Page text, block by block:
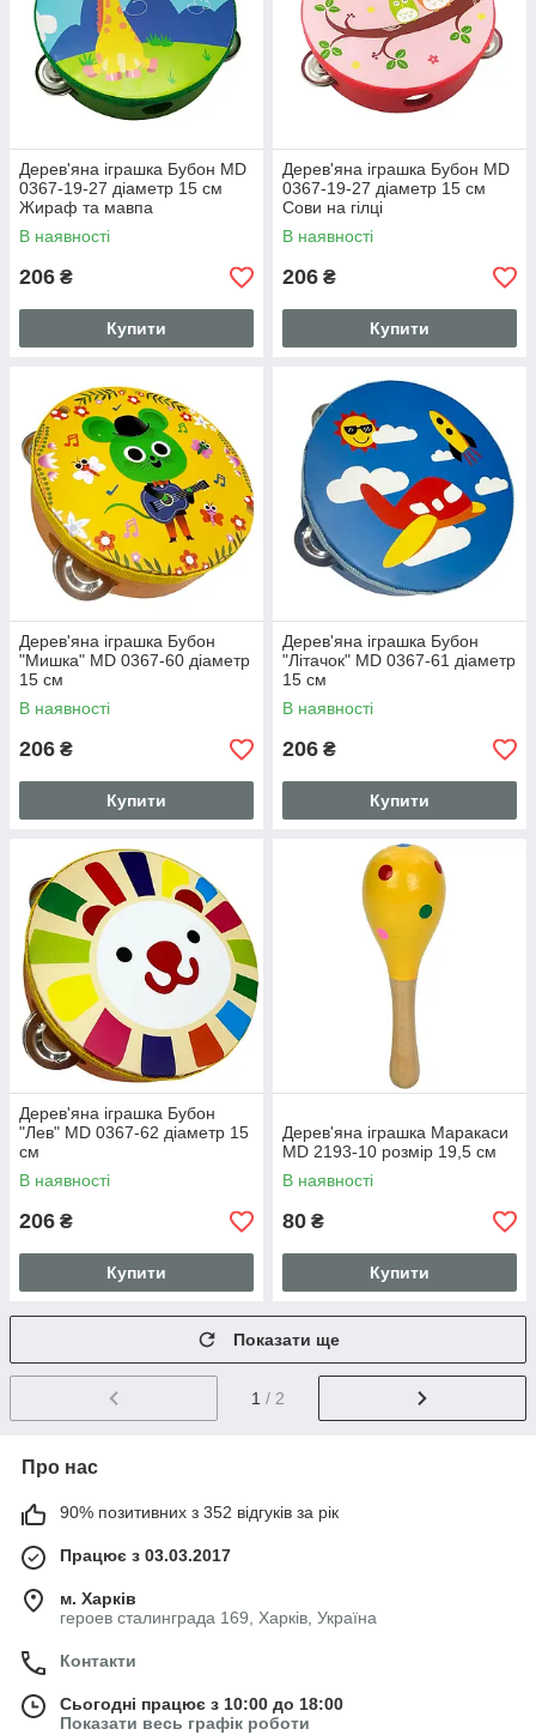
Дерев'яна іграшка Бубон MD
0367-19-27 діаметр 15 см
Жираф та мавпа
В наявності
206 ₴
Купити
Дерев'яна іграшка Бубон MD
0367-19-27 діаметр 15 см
Сови на гілці
В наявності
206 ₴
Купити
Дерев'яна іграшка Бубон
"Мишка" MD 0367-60 діаметр
15 см
В наявності
206 ₴
Купити
Дерев'яна іграшка Бубон
"Літачок" MD 0367-61 діаметр
15 см
В наявності
206 ₴
Купити
Дерев'яна іграшка Бубон
"Лев" MD 0367-62 діаметр 15
см
В наявності
206 ₴
Купити
Дерев'яна іграшка Маракаси
MD 2193-10 розмір 19,5 см
В наявності
80 ₴
Купити
Показати ще
1 / 2
Про нас
90% позитивних з 352 відгуків за рік
Працює з 03.03.2017
м. Харків
героев сталинграда 169, Харків, Україна
Контакти
Сьогодні працює з 10:00 до 18:00
Показати весь графік роботи